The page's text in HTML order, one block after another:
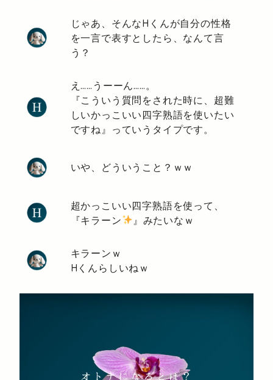
じゃあ、そんなHくんが自分の性格
を一言で表すとしたら、なんて言
う？
え……うーーん……。
『こういう質問をされた時に、超難
しいかっこいい四字熟語を使いたい
ですね』っていうタイプです。
いや、どういうこと？ｗｗ
超かっこいい四字熟語を使って、
『キラーン
』みたいなｗ
キラーンｗ
Hくんらしいねｗ